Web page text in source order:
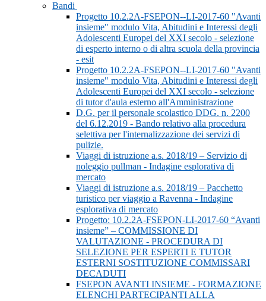
Bandi
Progetto 10.2.2A-FSEPON--LI-2017-60 "Avanti
insieme" modulo Vita, Abitudini e Interessi degli
Adolescenti Europei del XXI secolo - selezione
di esperto interno o di altra scuola della provincia
- esit
Progetto 10.2.2A-FSEPON--LI-2017-60 "Avanti
insieme" modulo Vita, Abitudini e Interessi degli
Adolescenti Europei del XXI secolo - selezione
di tutor d'aula esterno all'Amministrazione
D.G. per il personale scolastico DDG. n. 2200
del 6.12.2019 - Bando relativo alla procedura
selettiva per l'internalizzazione dei servizi di
pulizie.
Viaggi di istruzione a.s. 2018/19 – Servizio di
noleggio pullman - Indagine esplorativa di
mercato
Viaggi di istruzione a.s. 2018/19 – Pacchetto
turistico per viaggio a Ravenna - Indagine
esplorativa di mercato
Progetto: 10.2.2A-FSEPON-LI-2017-60 “Avanti
insieme” – COMMISSIONE DI
VALUTAZIONE - PROCEDURA DI
SELEZIONE PER ESPERTI E TUTOR
ESTERNI SOSTITUZIONE COMMISSARI
DECADUTI
FSEPON AVANTI INSIEME - FORMAZIONE
ELENCHI PARTECIPANTI ALLA